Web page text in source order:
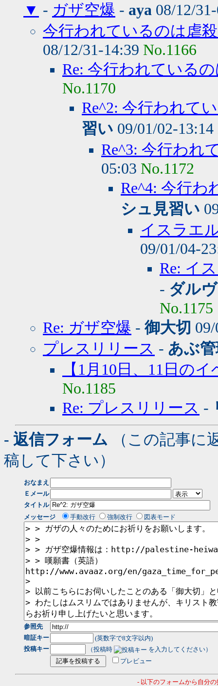
▼ - ガザ空爆 - aya 08/12/
今行われているのは虐
08/12/31-14:39 No.1166
Re: 今行われている
No.1170
Re^2: 今行われて
習い 09/01/02-13:14
Re^3: 今行われ
05:03 No.1172
Re^4: 今行わ
シュ見習い
イスラエ
09/01/04-
Re: イ
- ダル
No.1175
Re: ガザ空爆 - 御大切
プレスリリース - あぶ
【1月10日、11日の
No.1185
Re: プレスリリース -
- 返信フォーム （この記事に
稿して下さい）
おなまえ
Ｅメール
タイトル
メッセージ
手動改行 強制改行 図表モード
参照先
暗証キー
(英数字で8文字以内)
投稿キー
（投稿時
を入力してください）
プレビュー
- 以下のフォームから自分